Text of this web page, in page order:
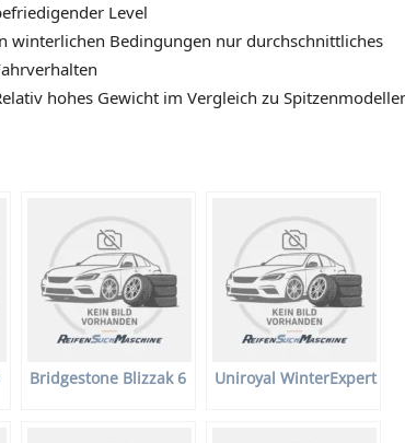
Level
winterlichen Bedingungen nur durchschnittliches
hohes Gewicht im Vergleich zu
Bridgestone Blizzak 6 Uniroyal WinterExpert